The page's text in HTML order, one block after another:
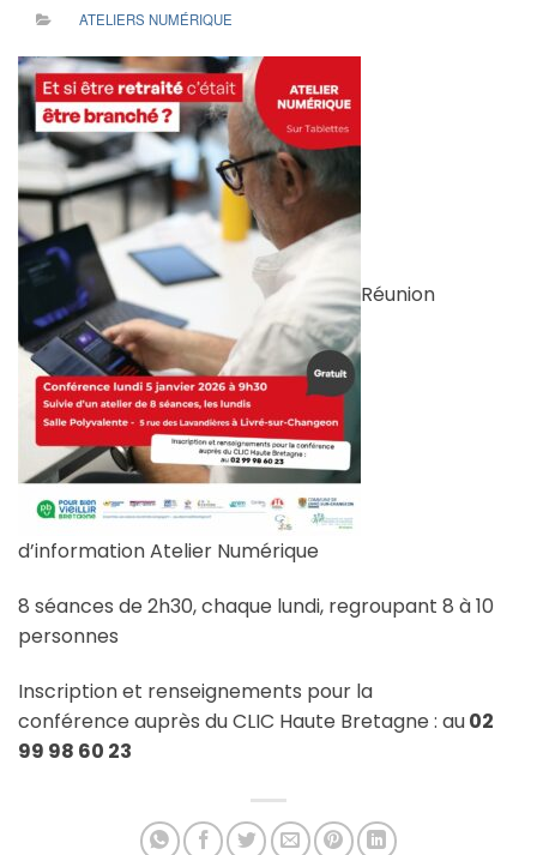
ATELIERS NUMÉRIQUE
Réunion
d’information Atelier Numérique
8 séances de 2h30, chaque lundi, regroupant 8 à 10
personnes
Inscription et renseignements pour la
conférence auprès du CLIC Haute Bretagne : au02
99 98 60 23